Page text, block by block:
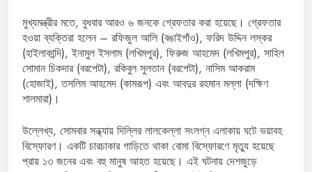
মুখ্যমন্ত্রীর মতে, বুধবার আরও ৬ জনকে গ্রেফতার করা হয়েছে। গ্রেফতার
হওয়া ব্যক্তিরা হলেন – রফিজুল আলি (বঙাইগাঁও), ফরিদ উদ্দিন লস্কর
(হাইলাকান্দি), ইনামুল ইসলাম (লখিমপুর), ফিরুজ আহমেদ (লখিমপুর), সাহিল
সোমান চিকদার (বরপেটা), রকিবুল সুলতান (বরপেটা), নাসিম আকরাম
(হোজাই), তসলিম আহমেদ (কামরূপ) এবং আবদুর রহমান মল্লা (দক্ষিণ
শালমারা)।
উল্লেখ্য, সোমবার সন্ধ্যায় দিল্লির লালকেল্লা সংলগ্ন এলাকায় ঘটে ভয়াবহ
বিস্ফোরণ। একটি চারচাকার গাড়িতে থাকা বোমা বিস্ফোরণে মৃত্যু হয়েছে
প্রায় ১৩ জনের এবং বহু মানুষ আহত হয়েছে। এই ঘটনায় দেশজুড়ে